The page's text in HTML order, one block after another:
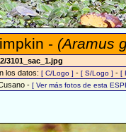
- (Aramus
3101_sac_1.jpg
los datos: [ C/Logo ] - [ S/Logo ] - [
- [ Ver más fotos de esta